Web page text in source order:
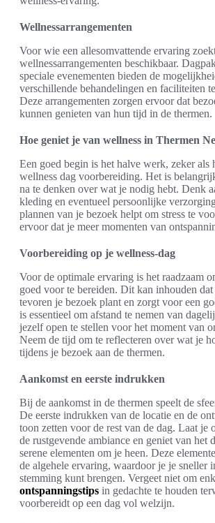
Wellnessarrangementen
Voor wie een allesomvattende ervaring
wellnessarrangementen beschikbaar.
speciale evenementen bieden de
verschillende behandelingen en faciliteiten
Deze arrangementen zorgen ervoor dat
kunnen genieten van hun tijd in de thermen.
Hoe geniet je van wellness in Thermen
Een goed begin is het halve werk, zeker als
wellness dag voorbereiding. Het is
na te denken over wat je nodig hebt. Denk
kleding en eventueel persoonlijke
plannen van je bezoek helpt om stress te
ervoor dat je meer momenten van
Voorbereiding op je wellness-dag
Voor de optimale ervaring is het raadzaam
goed voor te bereiden. Dit kan inhouden dat
tevoren je bezoek plant en zorgt voor een
is essentieel om afstand te nemen van
jezelf open te stellen voor het moment van
Neem de tijd om te reflecteren over wat je
tijdens je bezoek aan de thermen.
Aankomst en eerste indrukken
Bij de aankomst in de thermen speelt de
De eerste indrukken van de locatie en de
toon zetten voor de rest van de dag. Laat je
de rustgevende ambiance en geniet van het
serene elementen om je heen. Deze
de algehele ervaring, waardoor je je sneller
stemming kunt brengen. Vergeet niet om
ontspanningstips in gedachte te houden
voorbereidt op een dag vol welzijn.